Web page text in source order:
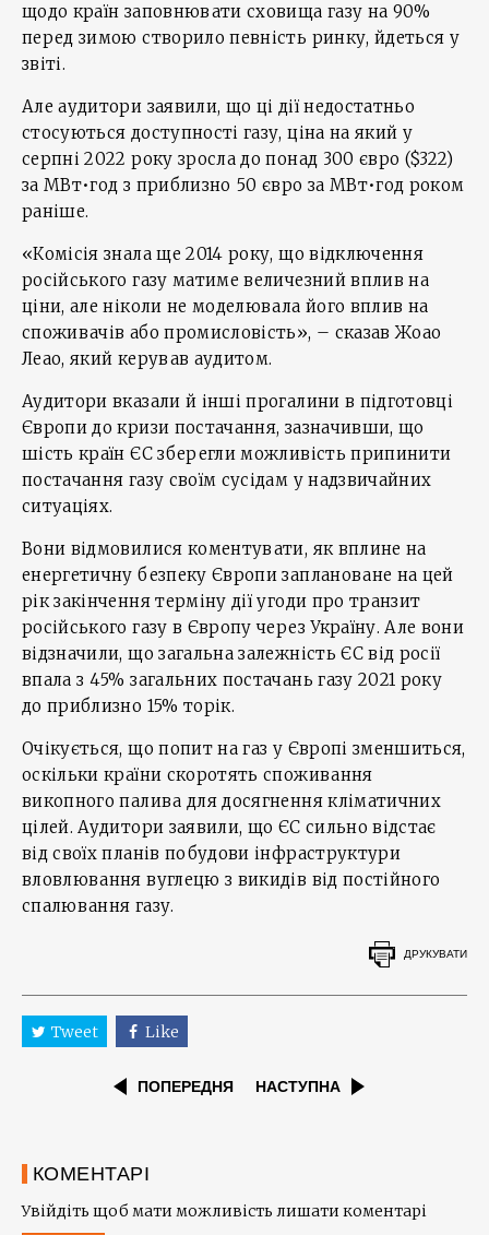
щодо країн заповнювати сховища газу на 90%
перед зимою створило певність ринку, йдеться у
звіті.
Але аудитори заявили, що ці дії недостатньо
стосуються доступності газу, ціна на який у
серпні 2022 року зросла до понад 300 євро ($322)
за МВт•год з приблизно 50 євро за МВт•год роком
раніше.
«Комісія знала ще 2014 року, що відключення
російського газу матиме величезний вплив на
ціни, але ніколи не моделювала його вплив на
споживачів або промисловість», – сказав Жоао
Леао, який керував аудитом.
Аудитори вказали й інші прогалини в підготовці
Європи до кризи постачання, зазначивши, що
шість країн ЄС зберегли можливість припинити
постачання газу своїм сусідам у надзвичайних
ситуаціях.
Вони відмовилися коментувати, як вплине на
енергетичну безпеку Європи заплановане на цей
рік закінчення терміну дії угоди про транзит
російського газу в Європу через Україну. Але вони
відзначили, що загальна залежність ЄС від росії
впала з 45% загальних постачань газу 2021 року
до приблизно 15% торік.
Очікується, що попит на газ у Європі зменшиться,
оскільки країни скоротять споживання
викопного палива для досягнення кліматичних
цілей. Аудитори заявили, що ЄС сильно відстає
від своїх планів побудови інфраструктури
вловлювання вуглецю з викидів від постійного
спалювання газу.
ДРУКУВАТИ
Tweet Like
ПОПЕРЕДНЯ НАСТУПНА
КОМЕНТАРІ
Увійдіть щоб мати можливість лишати коментарі